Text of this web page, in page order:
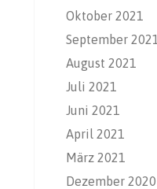
Oktober 2021
September 2021
August 2021
Juli 2021
Juni 2021
April 2021
März 2021
Dezember 2020